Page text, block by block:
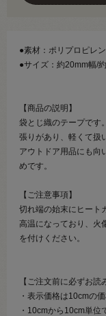
●素材：ポリプロピレ
●サイズ：約20mm幅/
【商品の説明】
袋とじ織のテープです
張りがあり、軽くて扱
アウトドア用品にも向
めです。
【ご注意事項】
切れ端の始末にヒート
高温になっており、火
を付けください。
【ご注文前に必ずお読
・表示価格は10cmの価
・10cmから10cm単位